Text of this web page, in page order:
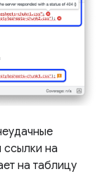
на
на таблицу